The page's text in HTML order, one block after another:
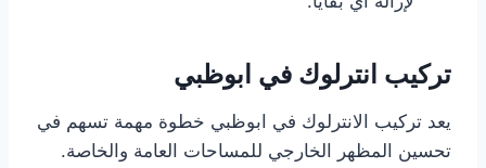
تركيب انترلوك في ابوظبي
يعد تركيب الانترلوك في ابوظبي خطوة مهمة تسهم في
تحسين المظهر الخارجي للمساحات العامة والخاصة.